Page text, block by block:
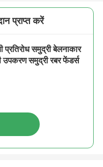
प्राप्त करें
समुद्री बेलनाकार
उपकरण समुद्री रबर फेंडर्स